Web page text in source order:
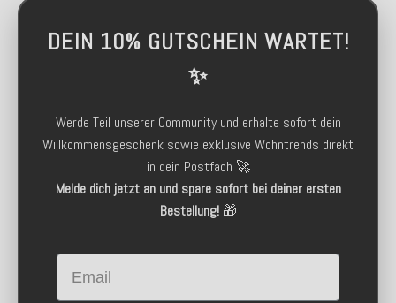
DEIN 10% GUTSCHEIN WARTET!
✨
Werde Teil unserer Community und erhalte sofort dein
Willkommensgeschenk sowie exklusive Wohntrends direkt
in dein Postfach 🚀
Melde dich jetzt an und spare sofort bei deiner ersten
Bestellung!🎁
Email